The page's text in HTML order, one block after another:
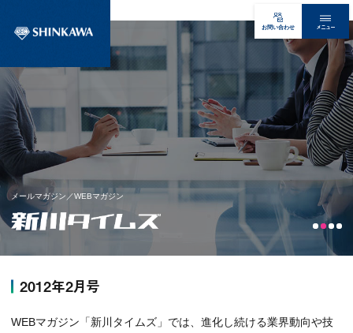
お問い合わせ メニュー
メールマガジン／WEBマガジン
2012年2月号
WEBマガジン「新川タイムズ」では、進化し続ける業界動向や技